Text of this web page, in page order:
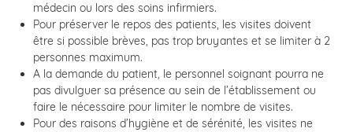
médecin ou lors des soins infirmiers.
Pour préserver le repos des patients, les visites doivent
être si possible brèves, pas trop bruyantes et se limiter à 2
personnes maximum.
A la demande du patient, le personnel soignant pourra ne
pas divulguer sa présence au sein de l’établissement ou
faire le nécessaire pour limiter le nombre de visites.
Pour des raisons d’hygiène et de sérénité, les visites ne